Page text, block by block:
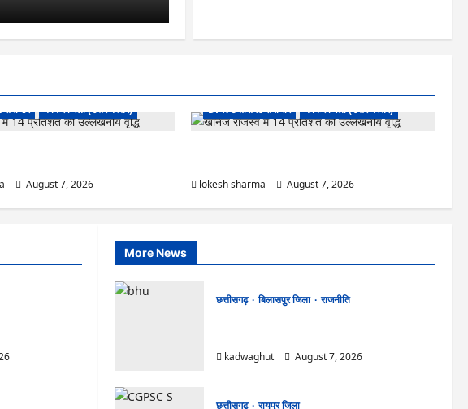
कांकेर जिला (उत्तर बस्तर)
August 7, 2026
DPR छत्तीसगढ समाचार कांकेर जिला (उत्तर बस्तर)
lokesh sharma
August 7, 2026
More News
छत्तीसगढ़ बिलासपुर जिला
राजनीति
kadwaghut
August 7, 2026
छत्तीसगढ़
रायपुर जिला